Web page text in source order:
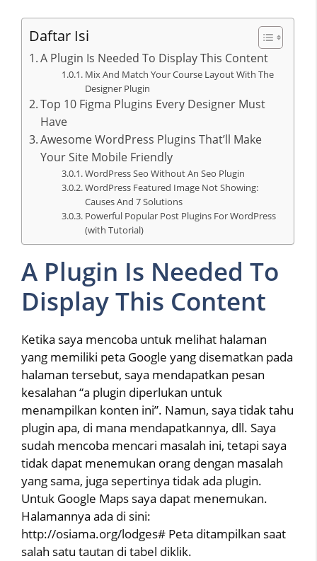
Daftar Isi
A Plugin Is Needed To Display This Content
Mix And Match Your Course Layout With The
Designer Plugin
Top 10 Figma Plugins Every Designer Must
Have
Awesome WordPress Plugins That’ll Make
Your Site Mobile Friendly
WordPress Seo Without An Seo Plugin
WordPress Featured Image Not Showing:
Causes And 7 Solutions
Powerful Popular Post Plugins For WordPress
(with Tutorial)
A Plugin Is Needed To
Display This Content
Ketika saya mencoba untuk melihat halaman
yang memiliki peta Google yang disematkan pada
halaman tersebut, saya mendapatkan pesan
kesalahan “a plugin diperlukan untuk
menampilkan konten ini”. Namun, saya tidak tahu
plugin apa, di mana mendapatkannya, dll. Saya
sudah mencoba mencari masalah ini, tetapi saya
tidak dapat menemukan orang dengan masalah
yang sama, juga sepertinya tidak ada plugin.
Untuk Google Maps saya dapat menemukan.
Halamannya ada di sini:
http://osiama.org/lodges# Peta ditampilkan saat
salah satu tautan di tabel diklik.